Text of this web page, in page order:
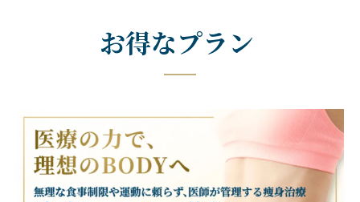
お得なプラン